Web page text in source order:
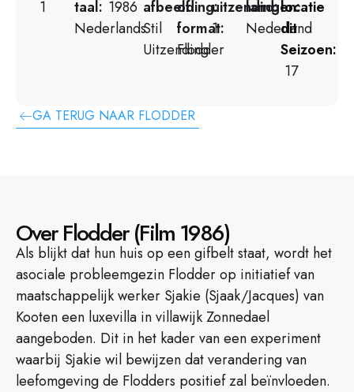
1
taal:
Nederlands
1986 afbeelding:
Stil
Uitzending
of
format:
Flodder
uitzendingen:
1
land:
Nederland
locatie
dit
Seizoen:
17
GA TERUG NAAR FLODDER
Over Flodder (Film 1986)
Als blijkt dat hun huis op een gifbelt staat, wordt het
asociale probleemgezin Flodder op initiatief van
maatschappelijk werker Sjakie (Sjaak/Jacques) van
Kooten een luxevilla in villawijk Zonnedael
aangeboden. Dit in het kader van een experiment
waarbij Sjakie wil bewijzen dat verandering van
leefomgeving de Flodders positief zal beïnvloeden.